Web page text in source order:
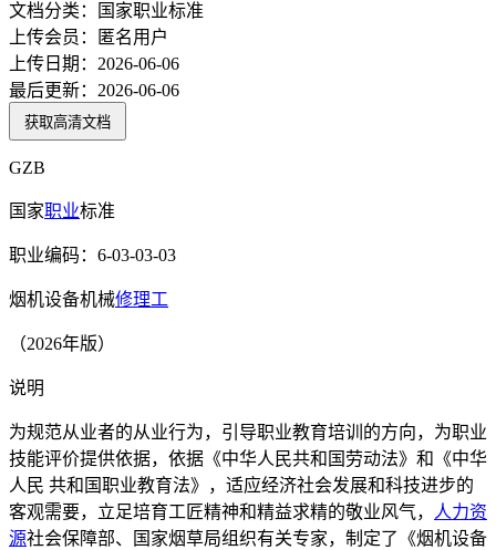
文档分类：
国家职业标准
上传会员：
匿名用户
上传日期： 2026-06-06
最后更新： 2026-06-06
获取高清文档
GZB
国家职业标准
职业编码：6-03-03-03
烟机设备机械修理工
（2026年版）
说明
为规范从业者的从业行为，引导职业教育培训的方向，为职业
技能评价提供依据，依据《中华人民共和国劳动法》和《中华
人民 共和国职业教育法》，适应经济社会发展和科技进步的
客观需要，立足培育工匠精神和精益求精的敬业风气， 人力资
源社会保障部、国家烟草局组织有关专家，制定了《烟机设备